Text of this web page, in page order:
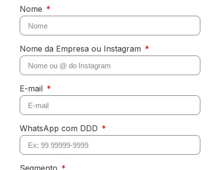
Nome
Nome da Empresa ou Instagram
E-mail
WhatsApp com DDD